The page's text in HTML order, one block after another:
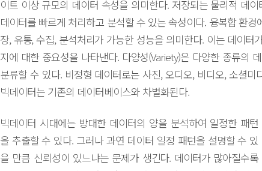
이트 이상 규모의 데이터 속성을 의미한다. 저장되는 물리적 데
데이터를 빠르게 처리하고 분석할 수 있는 속성이다. 융복합 환
장, 유통, 수집, 분석처리가 가능한 성능을 의미한다. 이는 데이
지에 대한 중요성을 나타낸다. 다양성(Variety)은 다양한 종류의
분류할 수 있다. 비정형 데이터로는 사진, 오디오, 비디오, 소셜
빅데이터는 기존의 데이터베이스와 차별화된다.
빅데이터 시대에는 방대한 데이터의 양을 분석하여 일정한 패턴
을 추출할 수 있다. 그러나 과연 데이터 일정 패턴을 설명할 수 있
을 만큼 신뢰성이 있느냐는 문제가 생긴다. 데이터가 많아질수록